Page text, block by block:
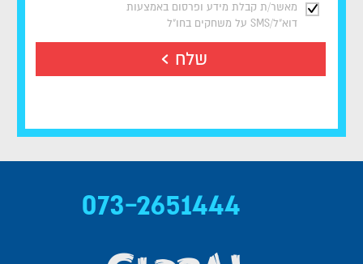
מאשר/ת קבלת מידע ופרסום באמצעות
דוא"ל/SMS על משחקים בחו"ל
שלח
073-2651444